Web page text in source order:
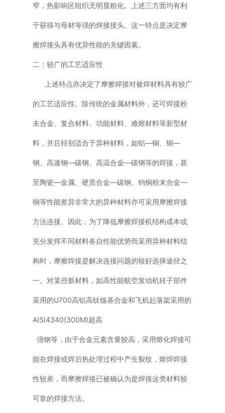
窄，热影响区组织无明显粗化。上述三方面均有利
于获得与母材等强的焊接接头。这一特点是决定摩
擦焊接头具有优异性能的关键因素。
二：较广的工艺适应性
上述特点亦决定了摩擦焊接对被焊材料具有较广
的工艺适应性。除传统的金属材料外，还可焊接粉
未合金、复合材料、功能材料、难熔材料等新型材
料，并且特别适合于异种材料，如铝—铜、铜—
钢、高速钢—碳钢、高温合金—碳钢等的焊接，甚
至陶瓷—金属、硬质合金—碳钢、钨铜粉末合金—
铜等性能差异非常大的异种材料亦可采用摩擦焊接
方法连接。因此，为了降低摩擦焊接机结构成本或
充分发挥不同材料各自性能优势而采用异种材料结
构时，摩擦焊接是解决连接问题的较好选择途径之
一。对某些新材料，如高性能航空发动机转子部件
采用的U700高铝高钛镍基合金和飞机起落架采用的
AISI4340(300M)超高
强钢等，由于合金元素含量较高，采用熔化焊接可
能在焊接或焊后热处理过程中产生裂纹，熔焊焊接
性较差，而摩擦焊接已被确认为是焊接这类材料较
可靠的焊接方法。